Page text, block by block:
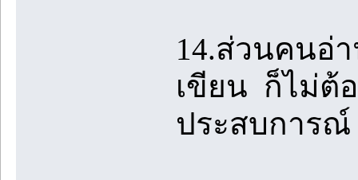
14.ส่วนคนอ่
เขียน ก็ไม่ต้
ประสบการ